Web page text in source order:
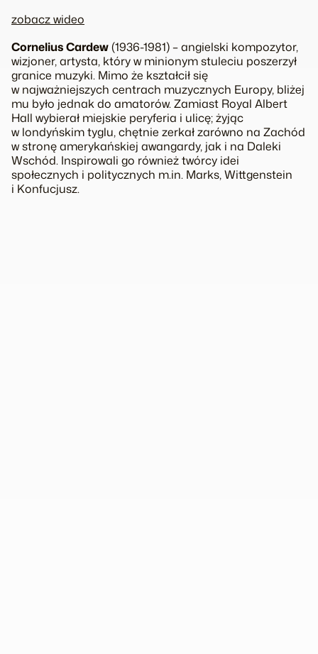
zobacz wideo
Cornelius Cardew(1936-1981) – angielski kompozytor,
wizjoner, artysta, który w minionym stuleciu poszerzył
granice muzyki. Mimo że kształcił się
w najważniejszych centrach muzycznych Europy, bliżej
mu było jednak do amatorów. Zamiast Royal Albert
Hall wybierał miejskie peryferia i ulicę; żyjąc
w londyńskim tyglu, chętnie zerkał zarówno na Zachód
w stronę amerykańskiej awangardy, jak i na Daleki
Wschód. Inspirowali go również twórcy idei
społecznych i politycznych m.in. Marks, Wittgenstein
i Konfucjusz.